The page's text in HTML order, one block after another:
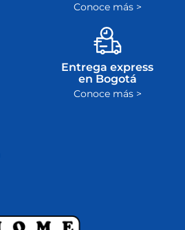
Conoce más >
Entrega express
en Bogotá
Conoce más >